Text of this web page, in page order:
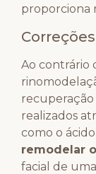
proporciona
Ao contrário
recuperação
realizados
como o
remodelar
facial de